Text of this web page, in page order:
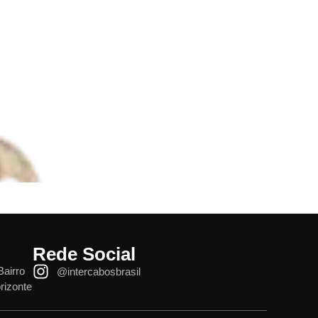
Rede Social
@intercabosbrasil